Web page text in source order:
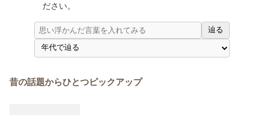
ださい。
辿る
昔の話題からひとつピックアップ